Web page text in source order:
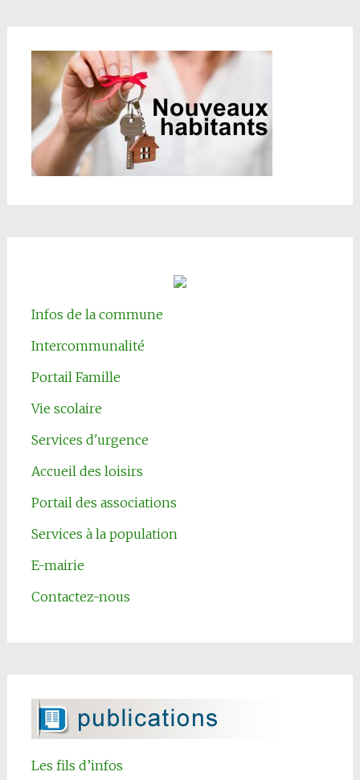
Infos de la commune
Intercommunalité
Portail Famille
Vie scolaire
Services d'urgence
Accueil des loisirs
Portail des associations
Services à la population
E-mairie
Contactez-nous
Les fils d’infos